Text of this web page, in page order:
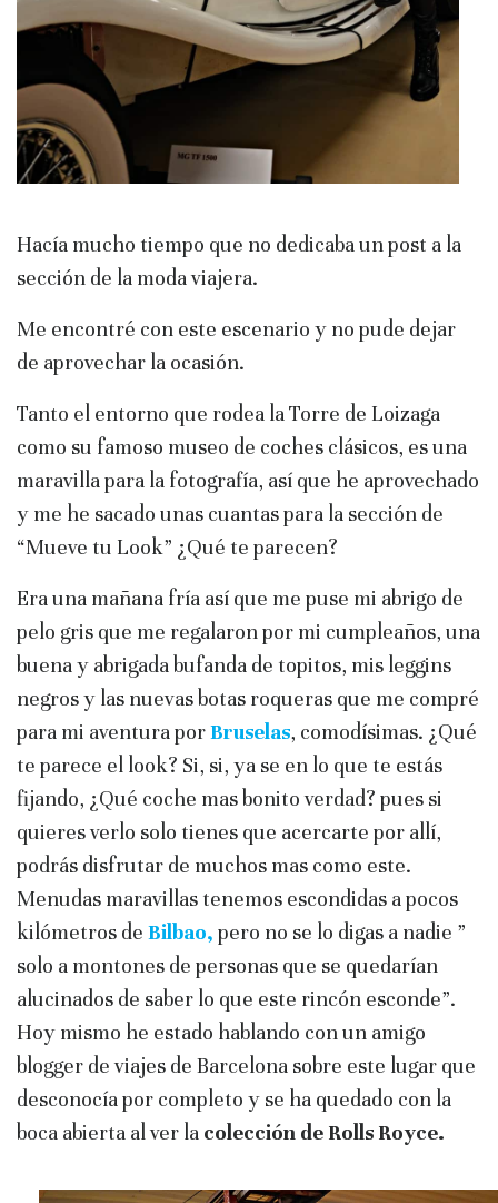
Hacía mucho tiempo que no dedicaba un post a la
sección de la moda viajera.
Me encontré con este escenario y no pude dejar
de aprovechar la ocasión.
Tanto el entorno que rodea la Torre de Loizaga
como su famoso museo de coches clásicos, es una
maravilla para la fotografía, así que he aprovechado
y me he sacado unas cuantas para la sección de
“Mueve tu Look” ¿Qué te parecen?
Era una mañana fría así que me puse mi abrigo de
pelo gris que me regalaron por mi cumpleaños, una
buena y abrigada bufanda de topitos, mis leggins
negros y las nuevas botas roqueras que me compré
para mi aventura porBruselas, comodísimas. ¿Qué
te parece el look? Si, si, ya se en lo que te estás
fijando, ¿Qué coche mas bonito verdad? pues si
quieres verlo solo tienes que acercarte por allí,
podrás disfrutar de muchos mas como este.
Menudas maravillas tenemos escondidas a pocos
kilómetros de Bilbao, pero no se lo digas a nadie ”
solo a montones de personas que se quedarían
alucinados de saber lo que este rincón esconde”.
Hoy mismo he estado hablando con un amigo
blogger de viajes de Barcelona sobre este lugar que
desconocía por completo y se ha quedado con la
boca abierta al ver la colección de Rolls Royce.